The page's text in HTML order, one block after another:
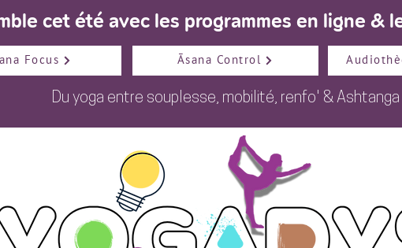
cet été avec les programmes en ligne &
Du yoga entre souplesse, mobilité, renfo' & Ashtanga
Āsana Control
Focus